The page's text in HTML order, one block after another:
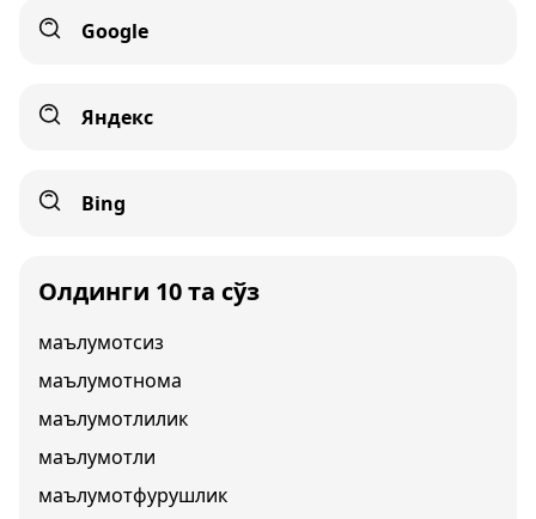
Google
Яндекс
Bing
Олдинги 10 та сўз
маълумотсиз
маълумотнома
маълумотлилик
маълумотли
маълумотфурушлик